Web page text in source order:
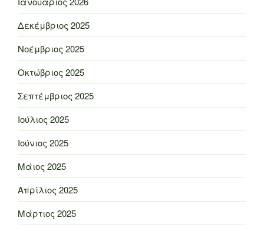
Δεκέμβριος 2025
Νοέμβριος 2025
Οκτώβριος 2025
Σεπτέμβριος 2025
Ιούλιος 2025
Ιούνιος 2025
Μάιος 2025
Απρίλιος 2025
Μάρτιος 2025